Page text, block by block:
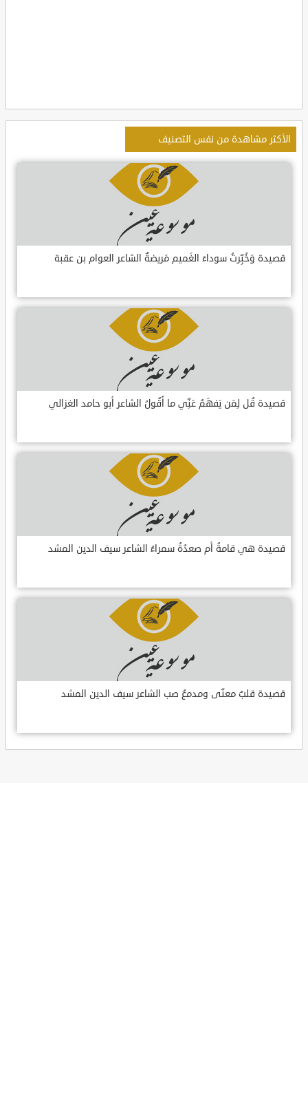
الأكثر مشاهدة من نفس التصنيف
قصيدة وَخُبِّرتُ سوداءَ الغَميم مَريضةٌ الشاعر العوام بن عقبة
قصيدة قُل لِمَن يَفهَمُ عَنِّي ما أَقُولُ الشاعر أبو حامد الغزالي
قصيدة هي قامةُ أم صعدُةُ سمراءُ الشاعر سيف الدين المشد
قصيدة قلبٌ معنّى ومدمعٌ صب الشاعر سيف الدين المشد